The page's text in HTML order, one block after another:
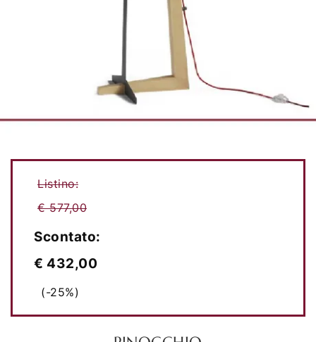
Listino:
€ 577,00
Scontato:
€ 432,00
(-25%)